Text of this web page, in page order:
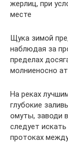
жерлиц, при
месте
Щука зимой
наблюдая за
пределах
молниеносно
На реках
глубокие
омуты, заводи
следует
протоках